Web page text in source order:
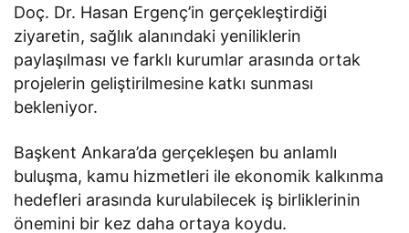
Doç. Dr. Hasan Ergenç’in gerçekleştirdiği
ziyaretin, sağlık alanındaki yeniliklerin
paylaşılması ve farklı kurumlar arasında ortak
projelerin geliştirilmesine katkı sunması
bekleniyor.
Başkent Ankara’da gerçekleşen bu anlamlı
buluşma, kamu hizmetleri ile ekonomik kalkınma
hedefleri arasında kurulabilecek iş birliklerinin
önemini bir kez daha ortaya koydu.